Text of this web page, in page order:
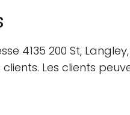
4135 200 St,
Les clients